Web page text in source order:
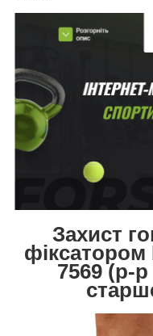
Захист
фіксатором
7569 (р-р